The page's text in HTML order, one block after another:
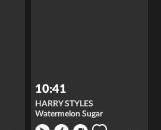
10:41
HARRY STYLES
Watermelon Sugar